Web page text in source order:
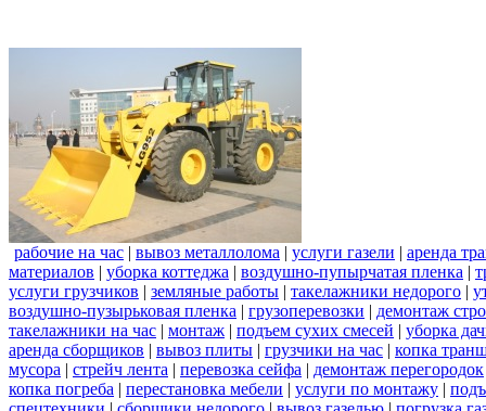
рабочие на час | вывоз металлолома | услуги газели | аренда
материалов | уборка коттеджа | воздушно-пупырчатая пленка |
услуги грузчиков | земляные работы | такелажники недорого |
воздушно-пузырьковая пленка | грузоперевозки | демонтаж
такелажники на час | монтаж | подъем сухих смесей | уборка
аренда сборщиков | вывоз плиты | грузчики на час | копка
мусора | стрейч лента | перевозка сейфа | демонтаж перегородок
копка погреба | перестановка мебели | услуги по монтажу |